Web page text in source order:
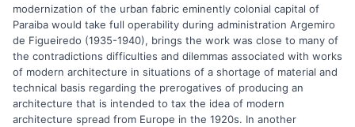
modernization of the urban fabric eminently colonial capital of
Paraiba would take full operability during administration Argemiro
de Figueiredo (1935-1940), brings the work was close to many of
the contradictions difficulties and dilemmas associated with works
of modern architecture in situations of a shortage of material and
technical basis regarding the prerogatives of producing an
architecture that is intended to tax the idea of modern
architecture spread from Europe in the 1920s. In another